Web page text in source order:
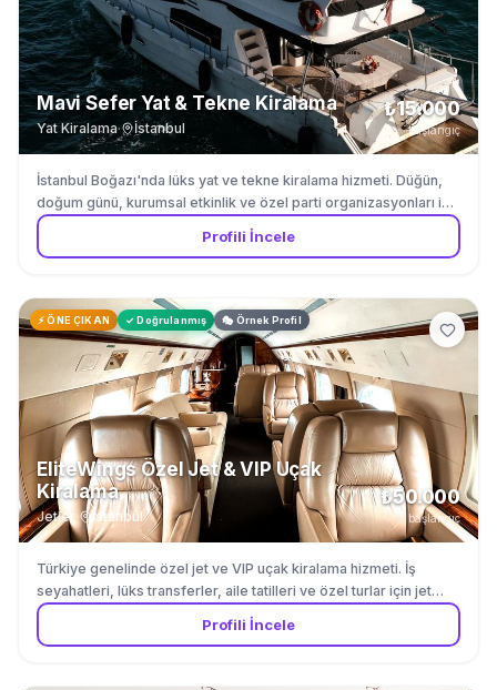
Mavi Sefer Yat & Tekne Kiralama
Yat Kiralama· İstanbul
₺15.000
başlangıç
İstanbul Boğazı'nda lüks yat ve tekne kiralama hizmeti. Düğün,
doğum günü, kurumsal etkinlik ve özel parti organizasyonları için
etkinlik teknesi, yat gezisi ve parti teknesi kiralama. Boğaz
manzarası eşliğinde gün batımı turu, düğün teknesi ve parti yatı
Profili İncele
⚡ ÖNE ÇIKAN ✓ Doğrulanmış 🎭 Örnek Profil
EliteWings Özel Jet & VIP Uçak
Kiralama
Jetler· İstanbul
₺50.000
başlangıç
Türkiye genelinde özel jet ve VIP uçak kiralama hizmeti. İş
seyahatleri, lüks transferler, aile tatilleri ve özel turlar için jet
charter hizmeti. İstanbul Sabiha Gökçen ve Atatürk (Hezarfen)
havalimanlarından hizmet veriyoruz. Türkiye içi ve yurt dışı
Profili İncele